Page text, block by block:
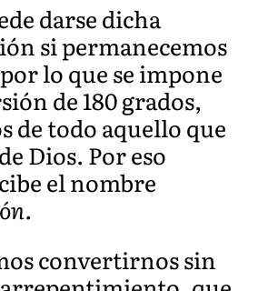
darse dicha
si permanecemos
lo que se impone
de 180 grados,
de todo aquello que
Dios. Por eso
el nombre
convertirnos sin